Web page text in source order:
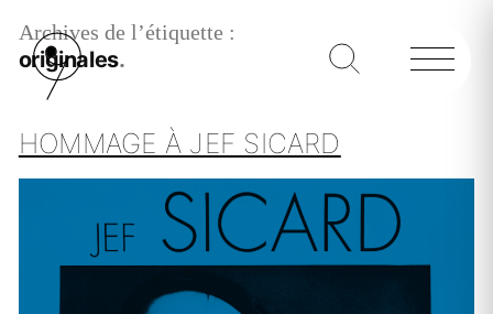
Archives de l’étiquette :
originales
HOMMAGE À JEF SICARD